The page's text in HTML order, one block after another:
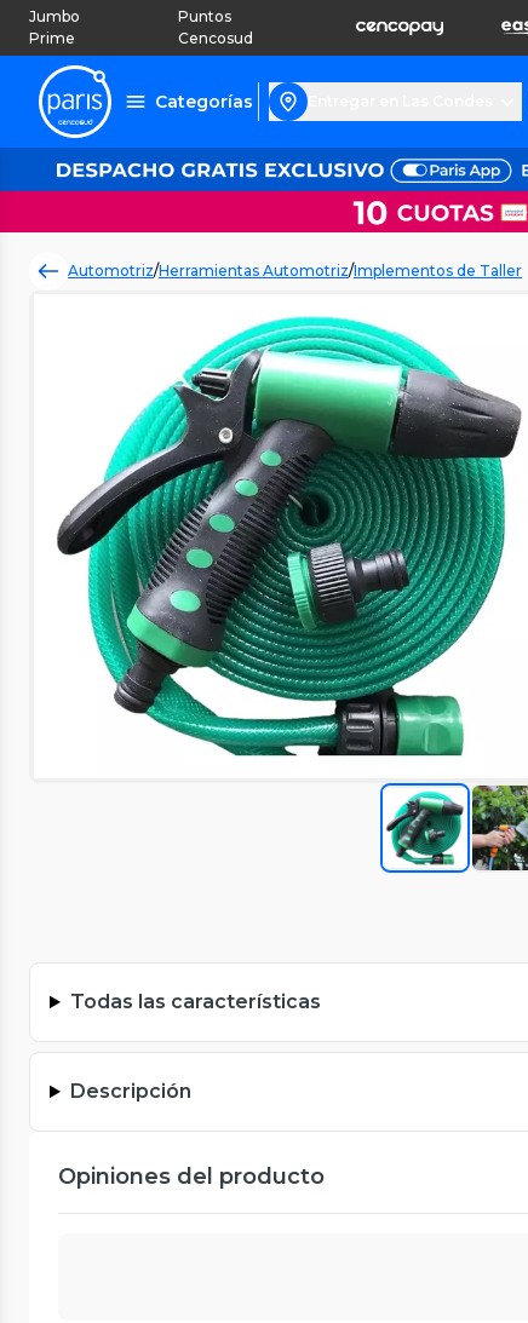
Jumbo
Prime
Puntos
Cencosud
Categorías
Automotriz/Herramientas Automotriz/Implementos de Taller
Todas las características
Descripción
Opiniones del producto